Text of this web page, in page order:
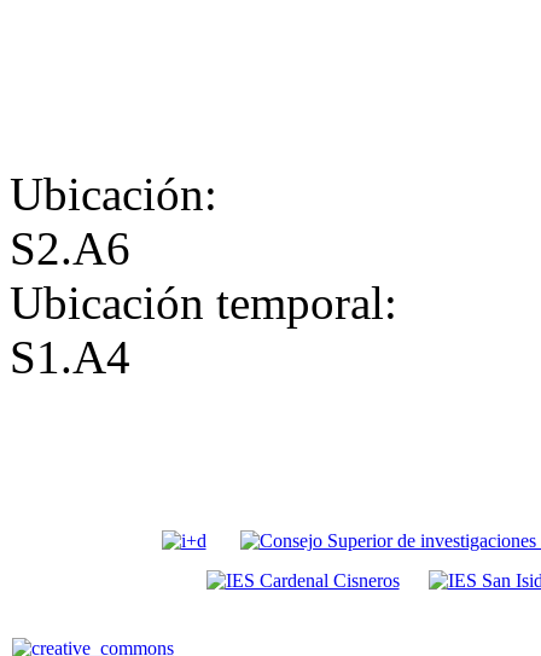
Ubicación:
S2.A6
Ubicación temporal:
S1.A4